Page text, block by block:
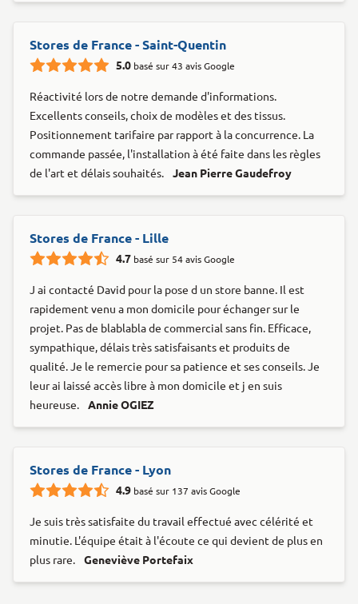
Stores de France - Saint-Quentin
5.0 basé sur 43 avis Google
Réactivité lors de notre demande d'informations.
Excellents conseils, choix de modèles et des tissus.
Positionnement tarifaire par rapport à la concurrence. La
commande passée, l'installation à été faite dans les règles
de l'art et délais souhaités.
Jean Pierre Gaudefroy
Stores de France - Lille
4.7 basé sur 54 avis Google
J ai contacté David pour la pose d un store banne. Il est
rapidement venu a mon domicile pour échanger sur le
projet. Pas de blablabla de commercial sans fin. Efficace,
sympathique, délais très satisfaisants et produits de
qualité. Je le remercie pour sa patience et ses conseils. Je
leur ai laissé accès libre à mon domicile et j en suis
heureuse.
Annie OGIEZ
Stores de France - Lyon
4.9 basé sur 137 avis Google
Je suis très satisfaite du travail effectué avec célérité et
minutie. L'équipe était à l'écoute ce qui devient de plus en
plus rare.
Geneviève Portefaix